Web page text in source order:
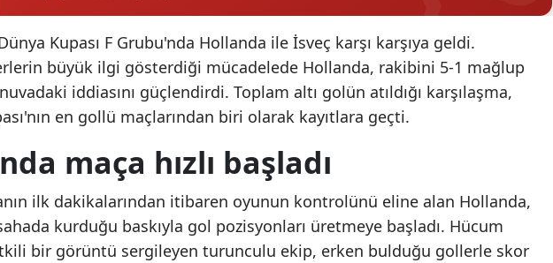
Gaziantep
Giresun
Gümüşhane
Hakkari
Hatay
Isparta
Mersin
Kupası F Grubu'nda Hollanda ile İsveç karşı karşıya geldi.
büyük ilgi gösterdiği mücadelede Hollanda, rakibini 5-1 mağlup
iddiasını güçlendirdi. Toplam altı golün atıldığı karşılaşma,
en gollü maçlarından biri olarak kayıtlara geçti.
maça hızlı başladı
ilk dakikalarından itibaren oyunun kontrolünü eline alan Hollanda,
kurduğu baskıyla gol pozisyonları üretmeye başladı. Hücum
bir görüntü sergileyen turunculu ekip, erken bulduğu gollerle skor